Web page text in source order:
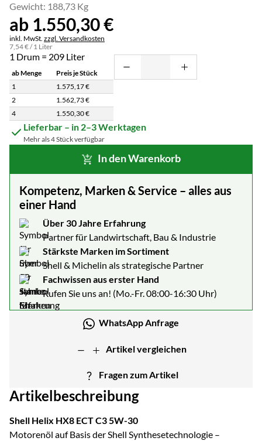
Gewicht: 188,73 Kg
ab:
ab 1.550,30€
Steuerhinweis:
inkl. MwSt. zzgl. Versandkosten
7,54€/ 1 Liter
1 Drum = 209 Liter
Staffelpreisliste: Preise pro Stück abhängig von der Abnahmemenge
ab Menge
Preis je Stück
1
1.575,17€
2
1.562,73€
4
1.550,30€
Lieferbar – in 2–3 Werktagen
Mehr als 4 Stück verfügbar
In den Warenkorb
Kompetenz, Marken & Service – alles aus
einer Hand
Über 30 Jahre Erfahrung
Partner für Landwirtschaft, Bau & Industrie
Stärkste Marken im Sortiment
Shell & Michelin als strategische Partner
Fachwissen aus erster Hand
Rufen Sie uns an! (Mo.-Fr. 08:00-16:30 Uhr)
WhatsApp Anfrage
Artikel vergleichen
Fragen zum Artikel
Artikelbeschreibung
Shell Helix HX8 ECT C3 5W-30
Motorenöl auf Basis der Shell Synthesetechnologie –